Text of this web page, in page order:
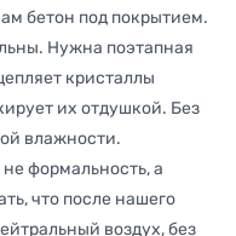
бетон под покрытием.
Нужна поэтапная
кристаллы
их отдушкой. Без
влажности.
формальность, а
что после нашего
воздух, без